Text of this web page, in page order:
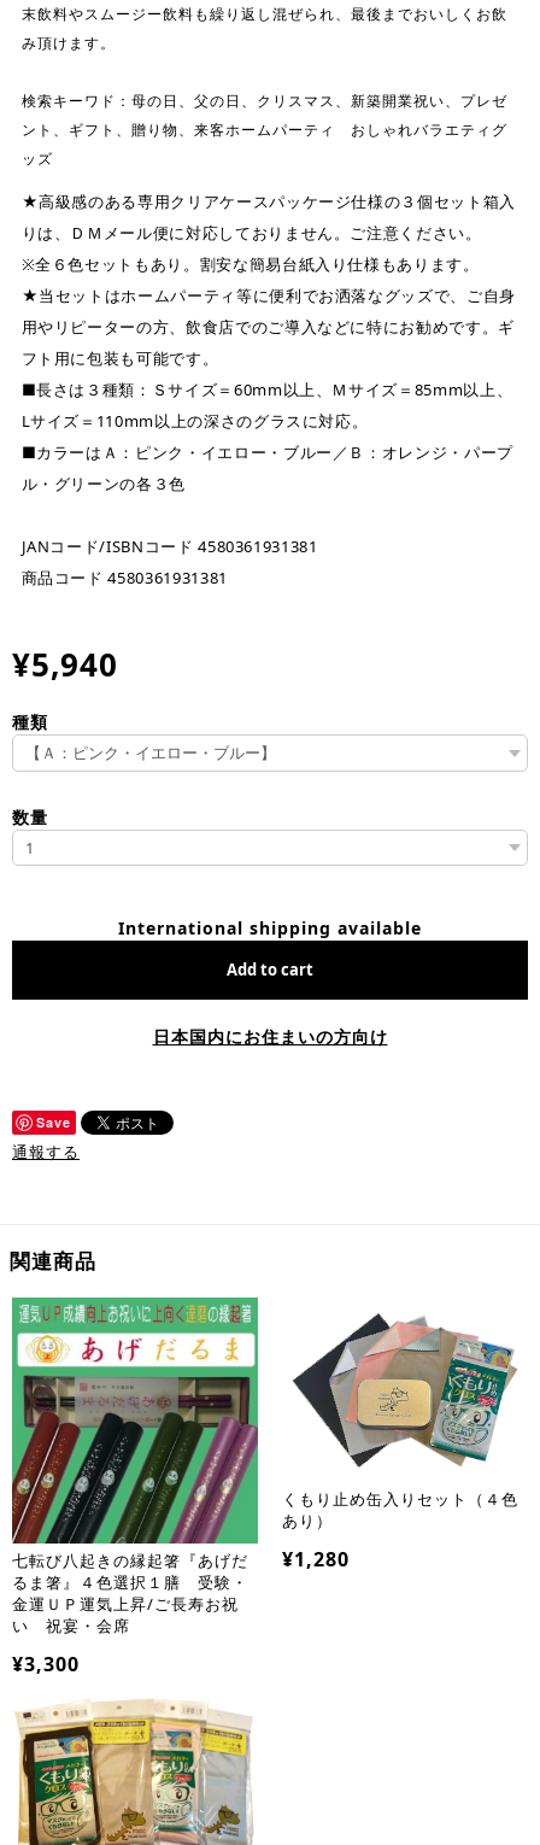
末飲料やスムージー飲料も繰り返し混ぜられ、最後までおいしくお飲
み頂けます。
検索キーワド：母の日、父の日、クリスマス、新築開業祝い、プレゼ
ント、ギフト、贈り物、来客ホームパーティ おしゃれバラエティグ
ッズ
★高級感のある専用クリアケースパッケージ仕様の３個セット箱入
りは、ＤＭメール便に対応しておりません。ご注意ください。
※全６色セットもあり。割安な簡易台紙入り仕様もあります。
★当セットはホームパーティ等に便利でお洒落なグッズで、ご自身
用やリピーターの方、飲食店でのご導入などに特にお勧めです。ギ
フト用に包装も可能です。
■長さは３種類：Ｓサイズ＝60mm以上、Ｍサイズ＝85mm以上、
Lサイズ＝110mm以上の深さのグラスに対応。
■カラーはＡ：ピンク・イエロー・ブルー／Ｂ：オレンジ・パープ
ル・グリーンの各３色
JANコード/ISBNコード 4580361931381
商品コード 4580361931381
¥5,940
種類
数量
International shipping available
Add to cart
日本国内にお住まいの方向け
Save
通報する
関連商品
七転び八起きの縁起箸『あげだ
るま箸』４色選択１膳 受験・
金運ＵＰ運気上昇/ご長寿お祝
い 祝宴・会席
¥3,300
くもり止め缶入りセット（４色
あり）
¥1,280